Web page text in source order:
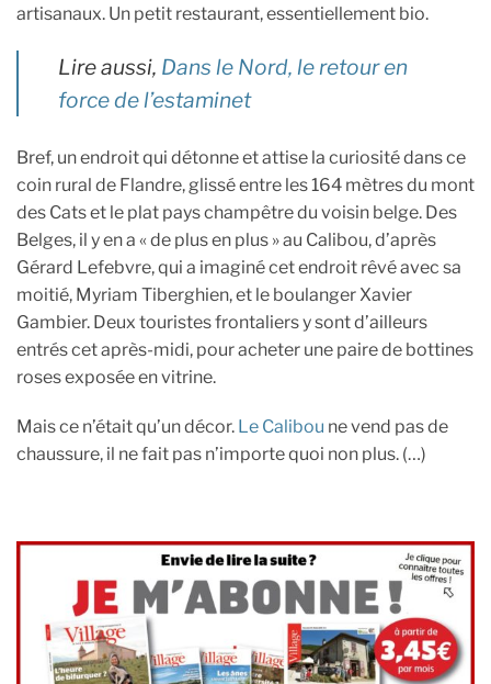
artisanaux. Un petit restaurant, essentiellement bio.
Lire aussi, Dans le Nord, le retour en
force de l’estaminet
Bref, un endroit qui détonne et attise la curiosité dans ce
coin rural de Flandre, glissé entre les 164 mètres du mont
des Cats et le plat pays champêtre du voisin belge. Des
Belges, il y en a « de plus en plus » au Calibou, d’après
Gérard Lefebvre, qui a imaginé cet endroit rêvé avec sa
moitié, Myriam Tiberghien, et le boulanger Xavier
Gambier. Deux touristes frontaliers y sont d’ailleurs
entrés cet après-midi, pour acheter une paire de bottines
roses exposée en vitrine.
Mais ce n’était qu’un décor. Le Calibou ne vend pas de
chaussure, il ne fait pas n’importe quoi non plus. (…)